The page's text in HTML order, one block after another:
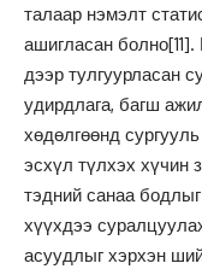
талаар нэмэлт
ашигласан болно[11].
дээр тулгуурласан
удирдлага, багш
хөдөлгөөнд
эсхүл түлхэх хүчин
тэдний санаа
хүүхдээ
асуудлыг хэрхэн